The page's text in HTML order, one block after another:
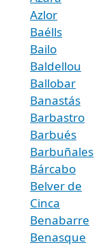
Azlor
Baélls
Bailo
Baldellou
Ballobar
Banastás
Barbastro
Barbués
Barbuñales
Bárcabo
Belver de
Cinca
Benabarre
Benasque